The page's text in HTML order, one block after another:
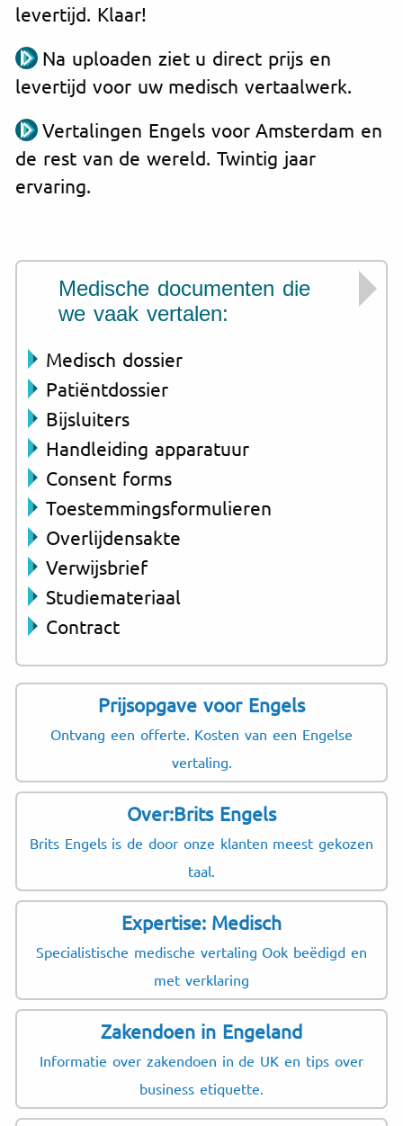
levertijd. Klaar!
Na uploaden ziet u direct prijs en
levertijd voor uw medisch vertaalwerk.
Vertalingen Engels voor Amsterdam en
de rest van de wereld. Twintig jaar
ervaring.
Medische documenten die
we vaak vertalen:
Medisch dossier
Patiëntdossier
Bijsluiters
Handleiding apparatuur
Consent forms
Toestemmingsformulieren
Overlijdensakte
Verwijsbrief
Studiemateriaal
Contract
Prijsopgave voor Engels
Ontvang een offerte. Kosten van een Engelse
vertaling.
Over:Brits Engels
Brits Engels is de door onze klanten meest gekozen
taal.
Expertise: Medisch
Specialistische medische vertaling Ook beëdigd en
met verklaring
Zakendoen in Engeland
Informatie over zakendoen in de UK en tips over
business etiquette.